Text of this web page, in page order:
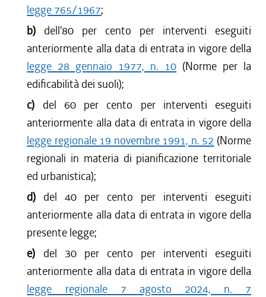
legge 765/1967;
b) dell'80 per cento per interventi eseguiti
anteriormente alla data di entrata in vigore della
legge 28 gennaio 1977, n. 10 (Norme per la
edificabilità dei suoli);
c) del 60 per cento per interventi eseguiti
anteriormente alla data di entrata in vigore della
legge regionale 19 novembre 1991, n. 52 (Norme
regionali in materia di pianificazione territoriale
ed urbanistica);
d) del 40 per cento per interventi eseguiti
anteriormente alla data di entrata in vigore della
presente legge;
e) del 30 per cento per interventi eseguiti
anteriormente alla data di entrata in vigore della
legge regionale 7 agosto 2024, n. 7